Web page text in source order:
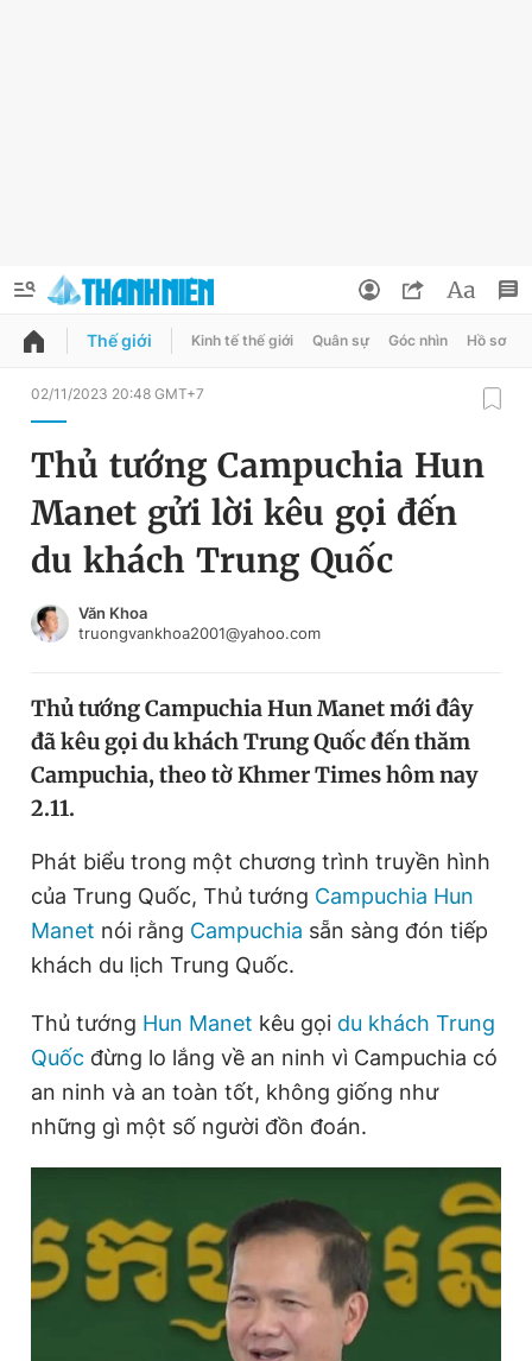
QUẢNG CÁO
Chuyên mục
Chuyên mục khác
Chào ngày mới
Video Magazine
Sản phẩm khác
Tiện ích Bạn cần biết
Thông tin tòa soạn Liên hệ quảng cáo
Theo dõi báo trên
Đổi mật khẩu
Tin đã lưu
Đăng xuất
Thế giới Kinh tế thế giới Quân sự Góc nhìn Hồ sơ
02/11/2023 20:48 GMT+7
Thủ tướng Campuchia Hun
Manet gửi lời kêu gọi đến
du khách Trung Quốc
Văn Khoa
truongvankhoa2001@yahoo.com
Thủ tướng Campuchia Hun Manet mới đây
đã kêu gọi du khách Trung Quốc đến thăm
Campuchia, theo tờ Khmer Times hôm nay
2.11.
Phát biểu trong một chương trình truyền hình
của Trung Quốc, Thủ tướng Campuchia Hun
Manet nói rằng Campuchia sẵn sàng đón tiếp
khách du lịch Trung Quốc.
Thủ tướng Hun Manet kêu gọi du khách Trung
Quốc đừng lo lắng về an ninh vì Campuchia có
an ninh và an toàn tốt, không giống như
những gì một số người đồn đoán.